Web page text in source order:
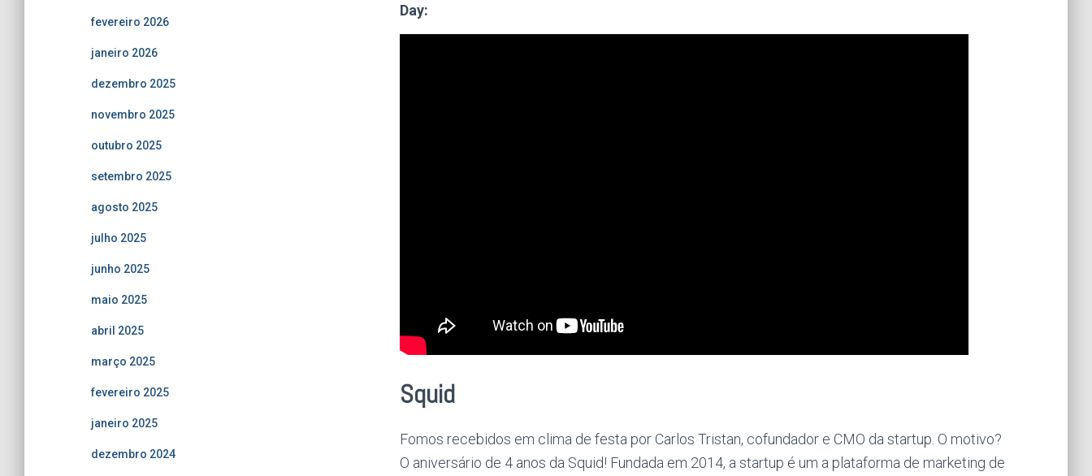
fevereiro 2026
janeiro 2026
dezembro 2025
novembro 2025
outubro 2025
setembro 2025
agosto 2025
julho 2025
junho 2025
maio 2025
abril 2025
março 2025
fevereiro 2025
janeiro 2025
dezembro 2024
Day:
Squid
Fomos recebidos em clima de festa por Carlos Tristan, cofundador e CMO da startup. O motivo?
O aniversário de 4 anos da Squid! Fundada em 2014, a startup é um a plataforma de marketing de